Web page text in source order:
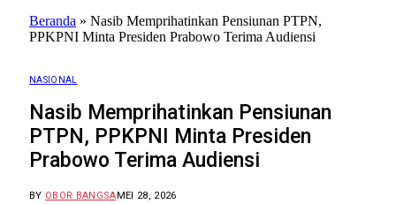
Beranda » Nasib Memprihatinkan Pensiunan PTPN,
PPKPNI Minta Presiden Prabowo Terima Audiensi
NASIONAL
Nasib Memprihatinkan Pensiunan
PTPN, PPKPNI Minta Presiden
Prabowo Terima Audiensi
BY OBOR BANGSAMEI 28, 2026